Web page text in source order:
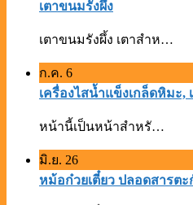
เตาขนมรังผึ้ง
เตาขนมรังผึ้ง เตาสำห…
ก.ค. 6
เครื่องไสน้ำแข็งเกล็ดหิมะ,
หน้านี้เป็นหน้าสำหรั…
มิ.ย. 26
หม้อก๋วยเตี๋ยว ปลอดสารตะ